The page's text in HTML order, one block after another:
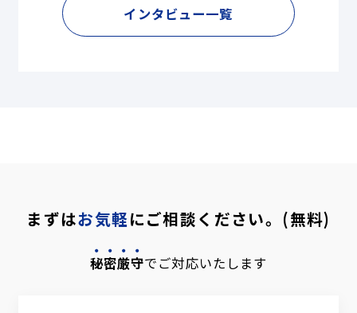
インタビュー一覧
まずはお気軽にご相談ください。(無料)
秘密厳守でご対応いたします